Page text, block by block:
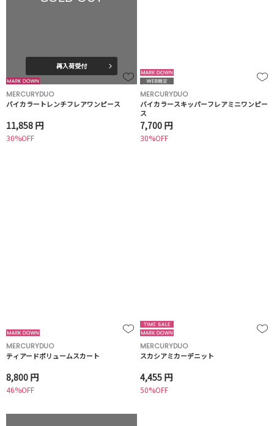
再入荷受付
MERCURYDUO
バイカラートレンチフレアワンピース
11,858 円
30%OFF
MERCURYDUO
バイカラースキッパーフレアミニワンピー
ス
7,700 円
30%OFF
MERCURYDUO
ティアードボリュームスカート
8,800 円
46%OFF
MERCURYDUO
スカシアミカーデニット
4,455 円
50%OFF